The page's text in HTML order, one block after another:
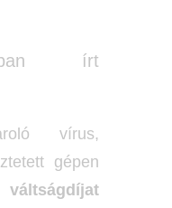
írt
vírus,
gépen
váltságdíjat